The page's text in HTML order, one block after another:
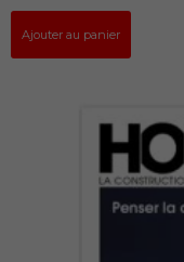
Ajouter au panier